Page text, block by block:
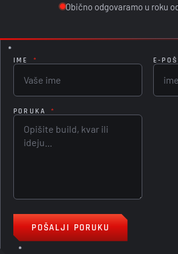
Obično odgovaramo u roku
IME * E-
PORUKA *
POŠALJI PORUKU